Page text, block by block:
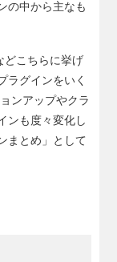
の中から主なも
どこちらに挙げ
ラグインをいく
ンアップやクラ
ンも度々変化し
まとめ」として